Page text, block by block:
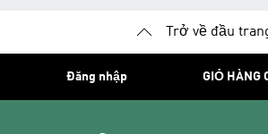
Trở về đầu
Đăng nhập GIỎ HÀNG